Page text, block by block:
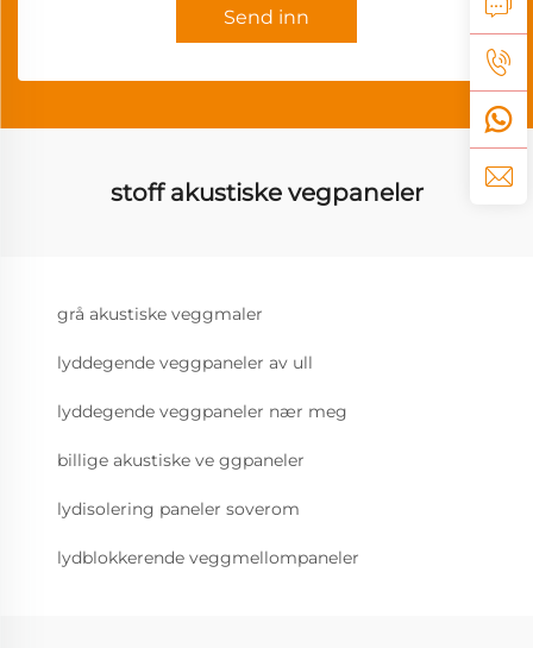
Send inn
stoff akustiske vegpaneler
grå akustiske veggmaler
lyddegende veggpaneler av ull
lyddegende veggpaneler nær meg
billige akustiske ve ggpaneler
lydisolering paneler soverom
lydblokkerende veggmellompaneler